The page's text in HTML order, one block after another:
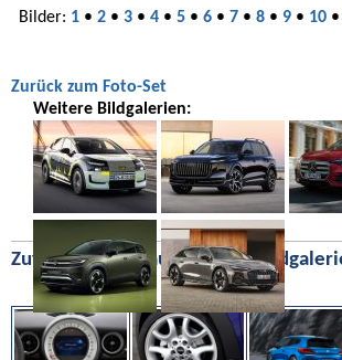
Bilder: 1• 2• 3• 4• 5• 6• 7• 8• 9• 10•
Zurück zum Foto-Set
Weitere Bildgalerien:
Zufällige Bilder aus unserer